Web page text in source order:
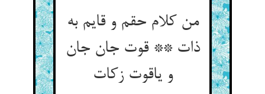
من کلام حقم و قایم به
ذات ** قوت جان جان
و یاقوت زکات